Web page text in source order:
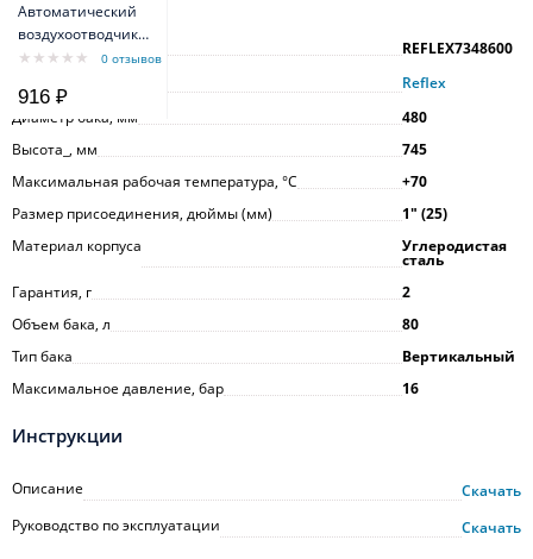
Автоматический
воздухоотводчик
STOUT SVS-0011-
подключение,
наружная резьба
1/2", латунь
0 отзывов
916 ₽
Артикул
REFLEX7348600
Reflex
Диаметр бака, мм
480
Высота_, мм
745
Максимальная рабочая температура, °С
+70
Размер присоединения, дюймы (мм)
1ʺ (25)
Материал корпуса
Углеродистая
сталь
Гарантия, г
2
Объем бака, л
80
Тип бака
Вертикальный
Максимальное давление, бар
16
Инструкции
Описание
Скачать
Руководство по эксплуатации
Скачать